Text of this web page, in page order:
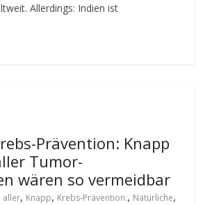
Allerdings: Indien ist
Prävention: Knapp
Tumor-
wären so vermeidbar
aller, Knapp, Krebs-Prävention:, Natürliche,